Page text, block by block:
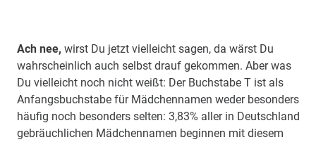
Ach nee, wirst Du jetzt vielleicht sagen, da wärst Du
wahrscheinlich auch selbst drauf gekommen. Aber was
Du vielleicht noch nicht weißt: Der Buchstabe T ist als
Anfangsbuchstabe für Mädchennamen weder besonders
häufig noch besonders selten: 3,83% aller in Deutschland
gebräuchlichen Mädchennamen beginnen mit diesem